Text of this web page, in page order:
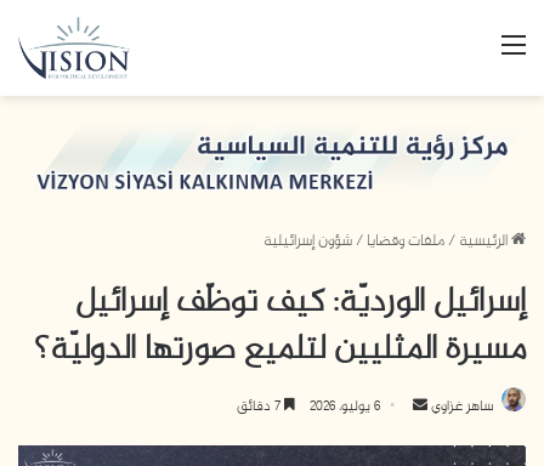
الرئيسية/ملفات وقضايا/شؤون إسرائيلية
إسرائيل الورديّة: كيف توظّف إسرائيل
مسيرة المثليين لتلميع صورتها الدوليّة؟
ساهر غزاوي 6 يوليو، 2026